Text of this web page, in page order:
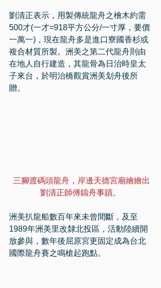
劉清正表示，用製傳統龍舟之檜木約需
500才(一才=918平方公分/一寸厚，要價
一萬一)，現在龍舟多是進口寮國香杉或
複合材質所製。洲美之第二代龍舟則由
在地人自行建造，其龍骨為日治時皇太
子來台，於明治橋觀賞洲美划舟後所
贈。
三腳渡碼頭龍舟，岸邊天德宮廟繪繪出
劉清正師傅鑄舟事蹟。
洲美扒龍船數百年來未曾間斷，及至
1989年洲美里改隸北投區，活動陸續開
放參與，數年後屈原宮更固定成為台北
國際龍舟賽之鳴槍起跑點。